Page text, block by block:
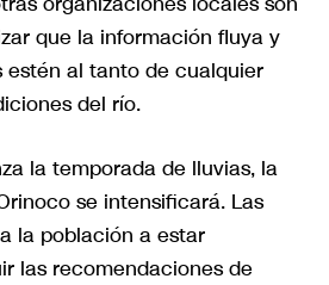
que la información fluya y
estén al tanto de cualquier
del río.
la temporada de lluvias, la
se intensificará. Las
la población a estar
las recomendaciones de